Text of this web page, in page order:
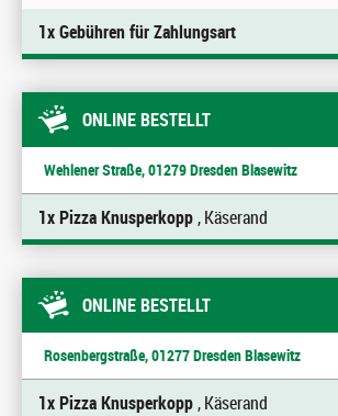
1x Gebühren für Zahlungsart
ONLINE BESTELLT
Wehlener Straße, 01279 Dresden Blasewitz
1x Pizza Knusperkopp, Käserand
ONLINE BESTELLT
Rosenbergstraße, 01277 Dresden Blasewitz
1x Pizza Knusperkopp, Käserand